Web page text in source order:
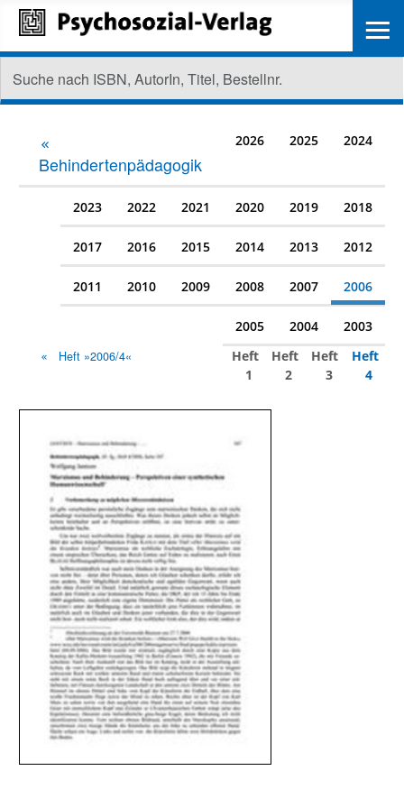
Behindertenpädagogik
2026 2025 2024
2023 2022 2021 2020 2019 2018
2017 2016 2015 2014 2013 2012
2011 2010 2009 2008 2007 2006
2005 2004 2003
Heft »2006/4«
Heft
1
Heft
2
Heft
3
Heft
4
≡